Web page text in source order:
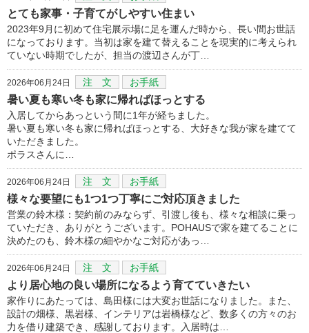
とても家事・子育てがしやすい住まい
2023年9月に初めて住宅展示場に足を運んだ時から、長い間お世話
になっております。当初は家を建て替えることを現実的に考えられ
ていない時期でしたが、担当の渡辺さんが丁…
2026年06月24日 注 文 お手紙
暑い夏も寒い冬も家に帰ればほっとする
入居してからあっという間に1年が経ちました。
暑い夏も寒い冬も家に帰ればほっとする、大好きな我が家を建てて
いただきました。
ポラスさんに…
2026年06月24日 注 文 お手紙
様々な要望にも1つ1つ丁寧にご対応頂きました
営業の鈴木様：契約前のみならず、引渡し後も、様々な相談に乗っ
ていただき、ありがとうございます。POHAUSで家を建てることに
決めたのも、鈴木様の細やかなご対応があっ…
2026年06月24日 注 文 お手紙
より居心地の良い場所になるよう育てていきたい
家作りにあたっては、島田様には大変お世話になりました。また、
設計の畑様、黒岩様、インテリアは岩橋様など、数多くの方々のお
力を借り建築でき、感謝しております。入居時は…